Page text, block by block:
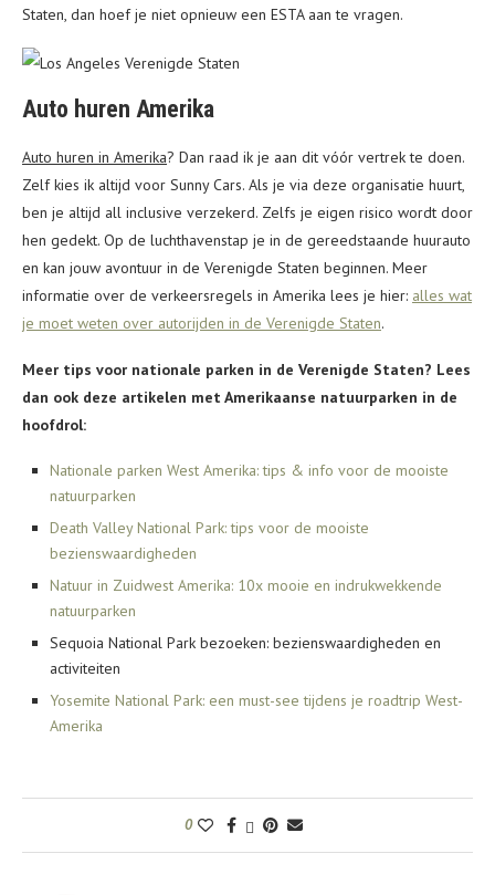
Staten, dan hoef je niet opnieuw een ESTA aan te vragen.
Auto huren Amerika
Auto huren in Amerika? Dan raad ik je aan dit vóór vertrek te doen.
Zelf kies ik altijd voor Sunny Cars. Als je via deze organisatie huurt,
ben je altijd all inclusive verzekerd. Zelfs je eigen risico wordt door
hen gedekt. Op de luchthavenstap je in de gereedstaande huurauto
en kan jouw avontuur in de Verenigde Staten beginnen. Meer
informatie over de verkeersregels in Amerika lees je hier: alles wat
je moet weten over autorijden in de Verenigde Staten.
Meer tips voor nationale parken in de Verenigde Staten? Lees
dan ook deze artikelen met Amerikaanse natuurparken in de
hoofdrol:
Nationale parken West Amerika: tips & info voor de mooiste
natuurparken
Death Valley National Park: tips voor de mooiste
bezienswaardigheden
Natuur in Zuidwest Amerika: 10x mooie en indrukwekkende
natuurparken
Sequoia National Park bezoeken: bezienswaardigheden en
activiteiten
Yosemite National Park: een must-see tijdens je roadtrip West-
Amerika
0